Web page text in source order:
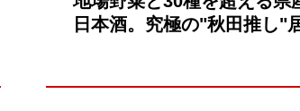
日本酒。究極の"秋田推し"